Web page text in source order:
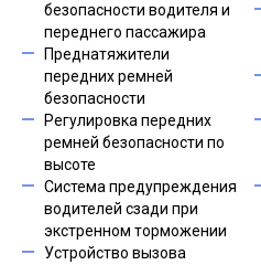
безопасности водителя и
переднего пассажира
Преднатяжители
передних ремней
безопасности
Регулировка передних
ремней безопасности по
высоте
Система предупреждения
водителей сзади при
экстренном торможении
Устройство вызова